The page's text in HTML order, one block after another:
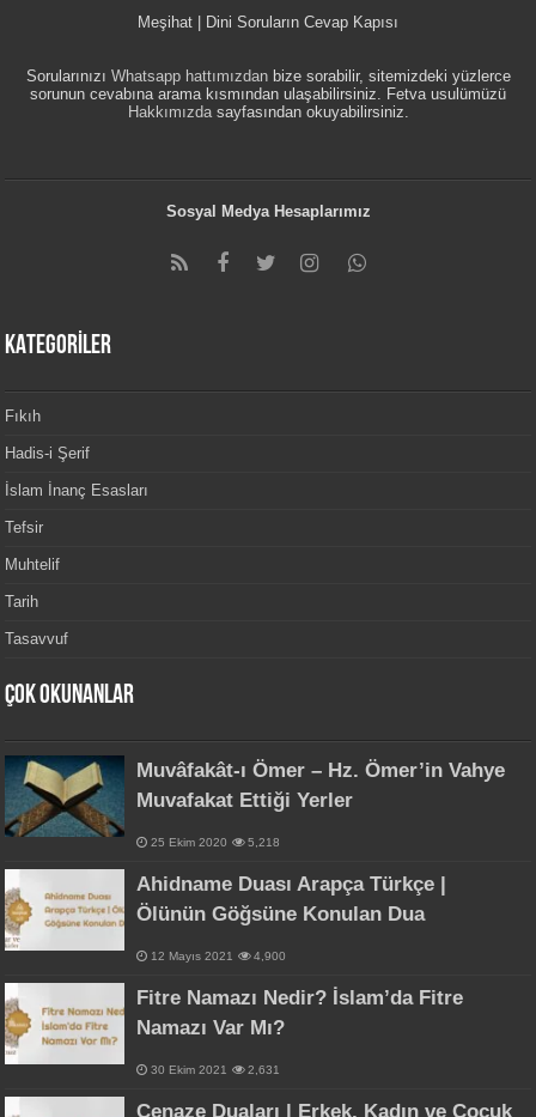
Meşihat | Dini Soruların Cevap Kapısı
Sorularınızı Whatsapp hattımızdanbize sorabilir, sitemizdeki yüzlerce
sorunun cevabına arama kısmından ulaşabilirsiniz. Fetva usulümüzü
Hakkımızdasayfasından okuyabilirsiniz.
Sosyal Medya Hesaplarımız
KATEGORİLER
Fıkıh
Hadis-i Şerif
İslam İnanç Esasları
Tefsir
Muhtelif
Tarih
Tasavvuf
Çok Okunanlar
Muvâfakât-ı Ömer – Hz. Ömer’in Vahye
Muvafakat Ettiği Yerler
25 Ekim 2020 5,218
Ahidname Duası Arapça Türkçe |
Ölünün Göğsüne Konulan Dua
12 Mayıs 2021 4,900
Fitre Namazı Nedir? İslam’da Fitre
Namazı Var Mı?
30 Ekim 2021 2,631
Cenaze Duaları | Erkek, Kadın ve Çocuk